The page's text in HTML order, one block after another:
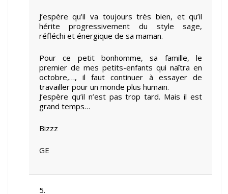
J’espère qu’il va toujours très bien, et qu’il
hérite progressivement du style sage,
réfléchi et énergique de sa maman.
Pour ce petit bonhomme, sa famille, le
premier de mes petits-enfants qui naîtra en
octobre,…, il faut continuer à essayer de
travailler pour un monde plus humain.
J’espère qu’il n’est pas trop tard. Mais il est
grand temps…
Bizzz
GE